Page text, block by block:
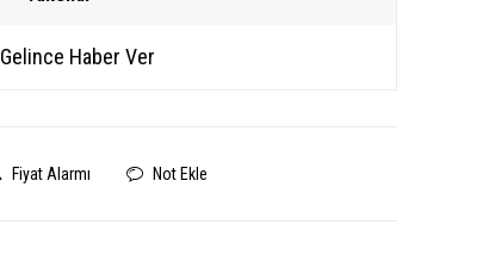
Gelince Haber Ver
Fiyat Alarmı Not Ekle